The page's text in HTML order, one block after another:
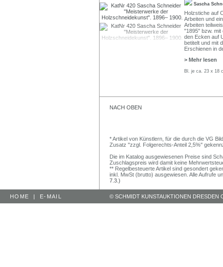
Sascha
Holzstiche auf
Arbeiten und
Arbeiten
"1895" bzw.
den Ecken auf
betitelt und mit
Erschienen in
> Mehr lesen
Bl. je ca. 23 x 18
NACH OBEN
* Artikel von Künstlern, für die durch die VG
Zusatz "zzgl. Folgerechts-Anteil 2,5%"
Die im Katalog ausgewiesenen Preise sind
Zuschlagspreis wird damit keine
** Regelbesteuerte Artikel sind gesondert
inkl. MwSt (brutto) ausgewiesen. Alle Aufrufe
7.3.)
HOME | E-MAIL © SCHMIDT KUNSTAUKTIONEN DRESDEN